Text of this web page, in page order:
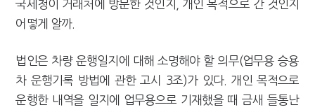
국세청이 거래처에 방문한 것인지, 개인 목적으로 간 것인지
어떻게 알까.
법인은 차량 운행일지에 대해 소명해야 할 의무(업무용 승용
차 운행기록 방법에 관한 고시 3조)가 있다. 개인 목적으로
운행한 내역을 일지에 업무용으로 기재했을 때 금새 들통난